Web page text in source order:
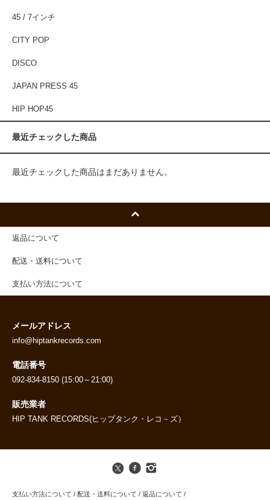
45 / 7インチ
CITY POP
DISCO
JAPAN PRESS 45
HIP HOP45
最近チェックした商品
最近チェックした商品はまだありません。
返品について
配送・送料について
支払い方法について
メールアドレス
info@hiptankrecords.com
電話番号
092-834-8150 (15:00～21:00)
販売業者
HIP TANK RECORDS(ヒップタンク・レコ－ズ）
支払い方法について / 配送・送料について / 返品について /